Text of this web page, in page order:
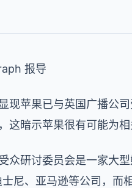
报导
现苹果已与英国广播公
这暗示苹果很有可能为
众研讨委员会是一家大
尼、亚马逊等公司，而